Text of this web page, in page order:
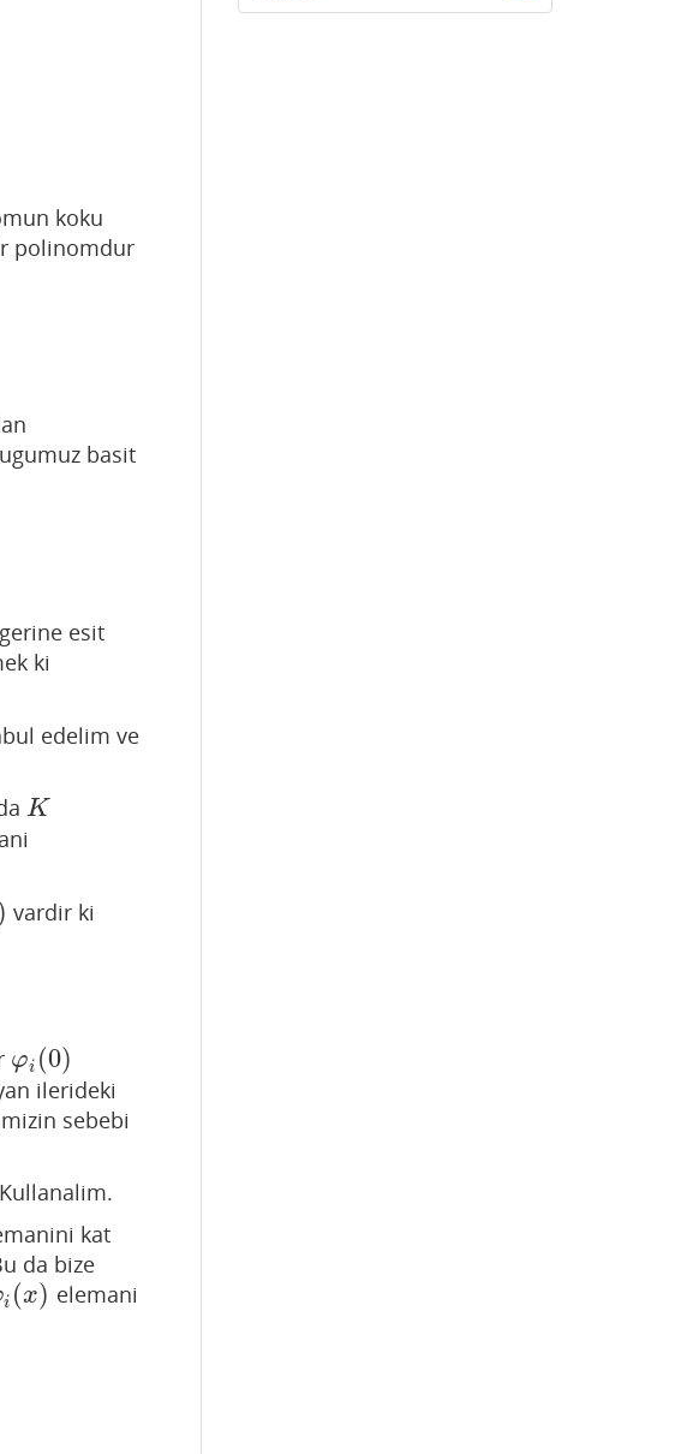
koku
polinomdur
basit
esit
ki
edelim ve
K
K
vardir ki
φi (0)
φi(0)
ilerideki
sebebi
kat
da bize
i (x)
i(x) elemani